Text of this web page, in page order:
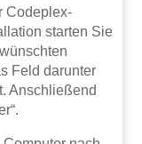
Codeplex-
starten Sie
Feld darunter
Anschließend